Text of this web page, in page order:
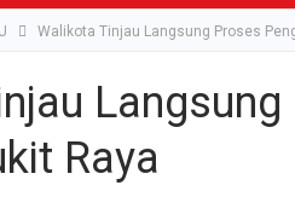
Walikota Tinjau Langsung Proses
Raya